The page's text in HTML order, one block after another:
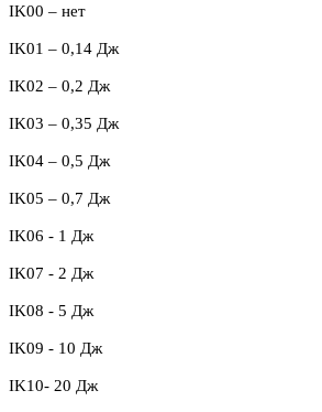
IK00 – нет
IK01 – 0,14 Дж
IK02 – 0,2 Дж
IK03 – 0,35 Дж
IK04 – 0,5 Дж
IK05 – 0,7 Дж
IK06 - 1 Дж
IK07 - 2 Дж
IK08 - 5 Дж
IK09 - 10 Дж
IK10- 20 Дж